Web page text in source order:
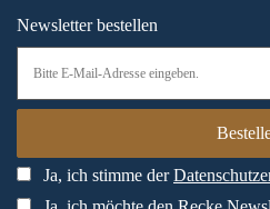
Newsletter bestellen
Ja, ich stimme der